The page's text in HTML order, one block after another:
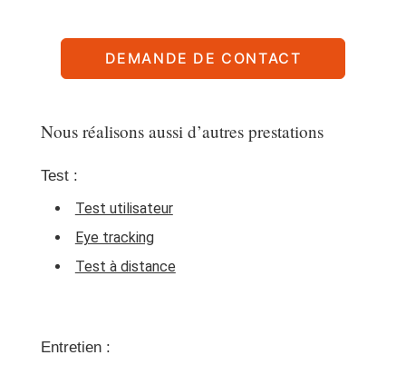
DEMANDE DE CONTACT
Nous réalisons aussi d’autres prestations
Test :
Test utilisateur
Eye tracking
Test à distance
Entretien :